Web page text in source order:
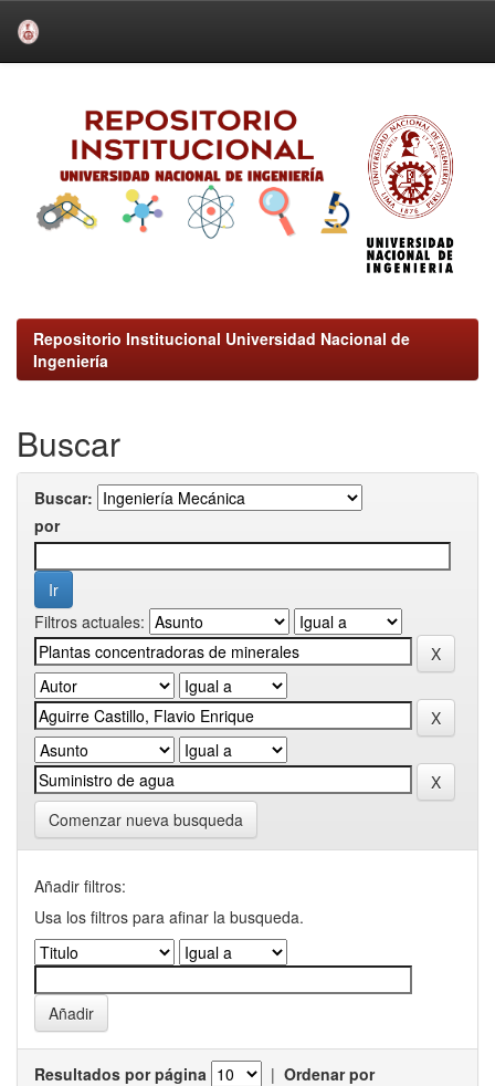
Repositorio Institucional Universidad Nacional de
Ingeniería
Buscar
Buscar:
por
Filtros actuales:
Comenzar nueva busqueda
Añadir filtros:
Usa los filtros para afinar la busqueda.
Resultados por página | Ordenar por